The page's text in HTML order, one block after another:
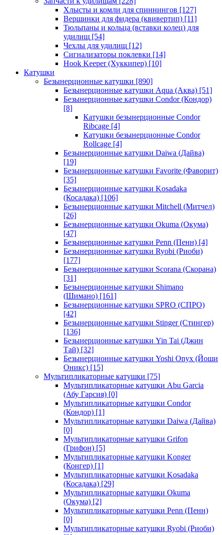
Хлысты и комли для спиннингов [127]
Вершинки для фидера (квивертип) [11]
Тюльпаны и кольца (вставки колец) для
удилищ [54]
Чехлы для удилищ [12]
Сигнализаторы поклевки [14]
Hook Keeper (Хуккипер) [10]
Катушки
Безынерционные катушки [890]
Безынерционные катушки Aqua (Аква) [51]
Безынерционные катушки Condor (Кондор)
[8]
Катушки безынерционные Condor
Ribcage [4]
Катушки безынерционные Condor
Rollcage [4]
Безынерционные катушки Daiwa (Дайва)
[19]
Безынерционные катушки Favorite (Фаворит)
[35]
Безынерционные катушки Kosadaka
(Косадака) [106]
Безынерционные катушки Mitchell (Митчел)
[26]
Безынерционные катушки Okuma (Окума)
[47]
Безынерционные катушки Penn (Пенн) [4]
Безынерционные катушки Ryobi (Риоби)
[177]
Безынерционные катушки Scorana (Скорана)
[31]
Безынерционные катушки Shimano
(Шимано) [161]
Безынерционные катушки SPRO (СПРО)
[42]
Безынерционные катушки Stinger (Стингер)
[136]
Безынерционные катушки Yin Tai (Джин
Тай) [32]
Безынерционные катушки Yoshi Onyx (Йоши
Оникс) [15]
Мультипликаторные катушки [75]
Мультипликаторные катушки Abu Garcia
(Абу Гарсия) [0]
Мультипликаторные катушки Condor
(Кондор) [1]
Мультипликаторные катушки Daiwa (Дайва)
[0]
Мультипликаторные катушки Grifon
(Грифон) [5]
Мультипликаторные катушки Konger
(Конгер) [1]
Мультипликаторные катушки Kosadaka
(Косадака) [29]
Мультипликаторные катушки Okuma
(Окума) [2]
Мультипликаторные катушки Penn (Пенн)
[0]
Мультипликаторные катушки Ryobi (Риоби)